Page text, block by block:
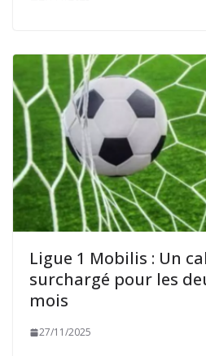
Ligue 1 Mobilis : Un
surchargé pour les
mois
27/11/2025